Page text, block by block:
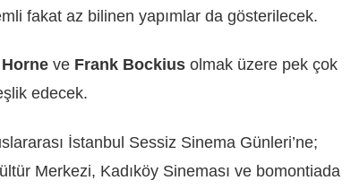
fakat az bilinen yapımlar da gösterilecek.
ve Frank Bockius olmak üzere pek çok
edecek.
İstanbul Sessiz Sinema Günleri’ne;
Merkezi, Kadıköy Sineması ve bomontiada